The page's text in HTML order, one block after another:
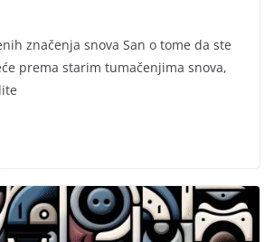
značenja snova San o tome da ste
prema starim tumačenjima snova,